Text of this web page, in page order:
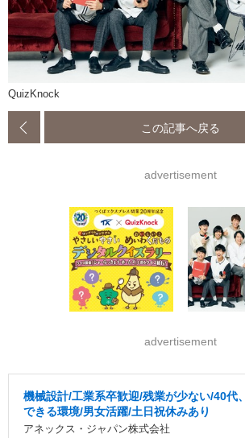
QuizKnock
この記事へ戻る
advertisement
advertisement
機械設計/工業系卒歓迎/残業が少ない/40代
できる環境/男女活躍/土日祝休みあり
アネックス・ジャパン株式会社